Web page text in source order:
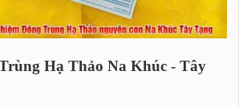
Hạ Thảo Na Khúc - Tây